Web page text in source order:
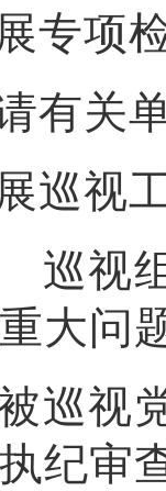
专项
有关
巡视
巡视
大问
巡视
纪审